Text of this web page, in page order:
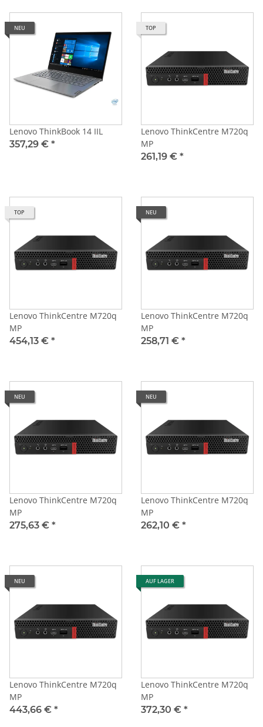
NEU
Lenovo ThinkBook 14 IIL
357,29 € *
TOP
Lenovo ThinkCentre M720q
MP
261,19 € *
TOP
Lenovo ThinkCentre M720q
MP
454,13 € *
NEU
Lenovo ThinkCentre M720q
MP
258,71 € *
NEU
Lenovo ThinkCentre M720q
MP
275,63 € *
NEU
Lenovo ThinkCentre M720q
MP
262,10 € *
NEU
Lenovo ThinkCentre M720q
MP
443,66 € *
AUF LAGER
Lenovo ThinkCentre M720q
MP
372,30 € *